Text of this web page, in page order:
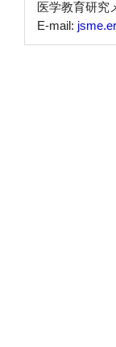
医学教育研究
E-mail: